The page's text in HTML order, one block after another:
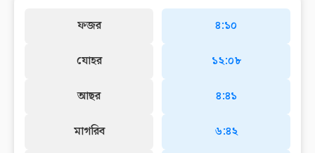
ফজর
যোহর
আছর
মাগরিব
৪:১০
১২:০৮
৪:৪১
৬:৪২